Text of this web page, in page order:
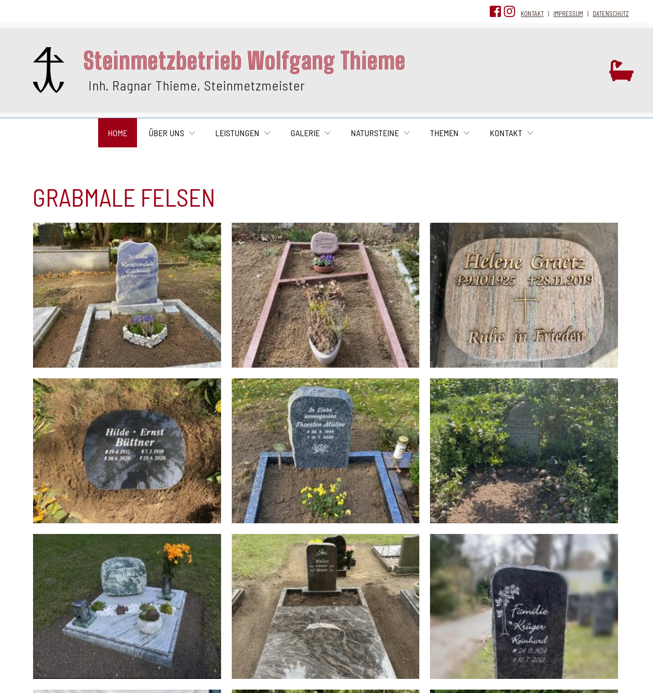
KONTAKT | IMPRESSUM | DATENSCHUTZ
Steinmetzbetrieb Wolfgang Thieme
Inh. Ragnar Thieme, Steinmetzmeister

HOME ÜBER UNS LEISTUNGEN GALERIE NATURSTEINE THEMEN KONTAKT
GRABMALE FELSEN